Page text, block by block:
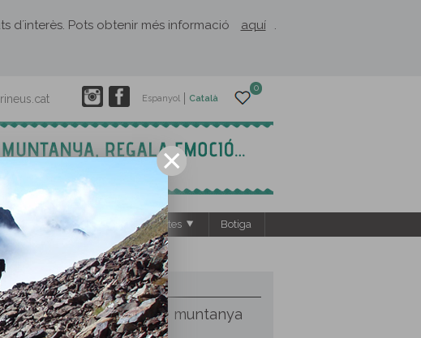
d´interès. Pots obtenir més informació aquí
.
0
Espanyol Català
El Rusc: projectes Botiga
CATEGORIES
Activitats de muntanya
Articles Tècnics
de